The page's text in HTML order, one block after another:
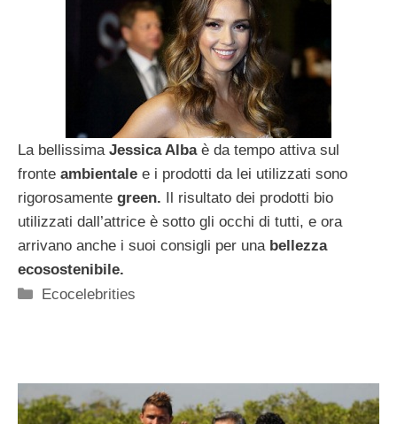
La bellissima Jessica Albaè da tempo attiva sul
fronte ambientale e i prodotti da lei utilizzati sono
rigorosamente green. Il risultato dei prodotti bio
utilizzati dall’attrice è sotto gli occhi di tutti, e ora
arrivano anche i suoi consigli per una bellezza
ecosostenibile.
Categorie
Ecocelebrities